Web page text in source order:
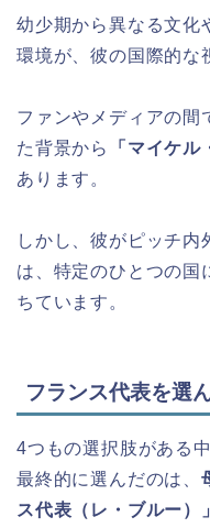
幼少期から異なる文化
環境が、彼の国際的な
ファンやメディアの間
た背景から
「マイケル
あります。
しかし、彼がピッチ内
は、特定のひとつの国
ちています。
フランス代表を選
4つもの選択肢がある中
最終的に選んだのは、
ス代表（レ・ブルー）」